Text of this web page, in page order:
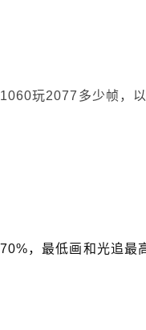
玩2077多少帧，
，最低画和光追最